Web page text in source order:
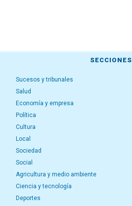
SECCIONES
Sucesos y tribunales
Salud
Economía y empresa
Política
Cultura
Local
Sociedad
Social
Agricultura y medio ambiente
Ciencia y tecnología
Deportes